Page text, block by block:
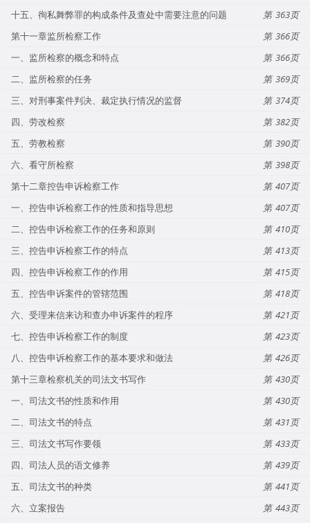
十五、徇私舞弊罪的构成条件及查处中需要注意的问题
363
第十一章监所检察工作
366
一、监所检察的概念和特点
366
二、监所检察的任务
369
三、对刑事案件判决、裁定执行情况的监督
374
四、劳改检察
382
五、劳教检察
390
六、看守所检察
398
第十二章控告申诉检察工作
407
一、控告申诉检察工作的性质和指导思想
407
二、控告申诉检察工作的任务和原则
410
三、控告申诉检察工作的特点
413
四、控告申诉检察工作的作用
415
五、控告申诉案件的管辖范围
418
六、受理来信来访和查办申诉案件的程序
421
七、控告申诉检察工作的制度
423
八、控告申诉检察工作的基本要求和做法
426
第十三章检察机关的司法文书写作
430
一、司法文书的性质和作用
430
二、司法文书的特点
431
三、司法文书写作要领
433
四、司法人员的语文修养
439
五、司法文书的种类
441
六、立案报告
443